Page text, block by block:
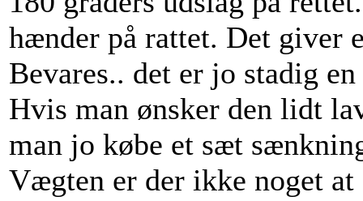
hænder på rattet. Det giver
Bevares.. det er jo stadig
Hvis man ønsker den lidt
man jo købe et sæt
Vægten er der ikke noget at